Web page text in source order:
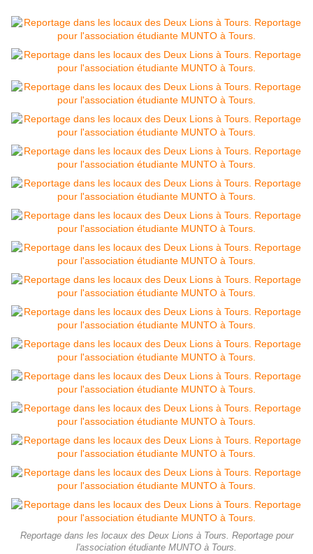
Reportage dans les locaux des Deux Lions à Tours. Reportage pour
l'association étudiante MUNTO à Tours.